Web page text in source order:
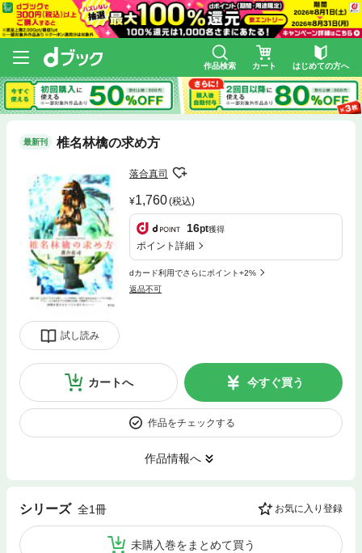
作品検索 カート はじめての方へ
最新刊 椎名林檎の求め方
試し読み
落合真司
1,760(税込)
16pt獲得
ポイント詳細
dカード利用でさらにポイント+2%
返品不可
カートへ 今すぐ買う
作品をチェックする
作品情報へ
シリーズ 全1冊 お気に入り登録
未購入巻をまとめて買う